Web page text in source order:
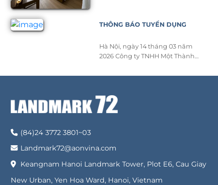
Hoạch […]
term stays. To meet the growing
expatriates, and families seeking
premium living spaces, the hotel
[…]
THÔNG BÁO TUYỂN DỤNG
Hà Nội, ngày 14 tháng 03 năm
2026 Công ty TNHH Một Thành
Keangnam Hanoi Landmark
Phường Yên Hòa, Thành Phố Hà
Nội. Điện thoại:
02437723801
(84)24 3772 3801~03
Landmark72@aonvina.com
Keangnam Hanoi Landmark Tower, Plot E6, Cau Giay
New Urban, Yen Hoa Ward, Hanoi, Vietnam